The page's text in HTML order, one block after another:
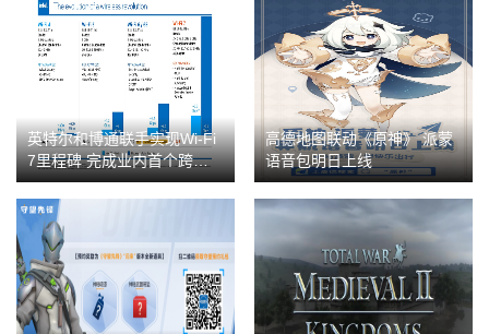
英特尔和博通联手实现Wi-Fi
7里程碑 完成业内首个跨供应
商演示
高德地图联动《原神》 派蒙
语音包明日上线